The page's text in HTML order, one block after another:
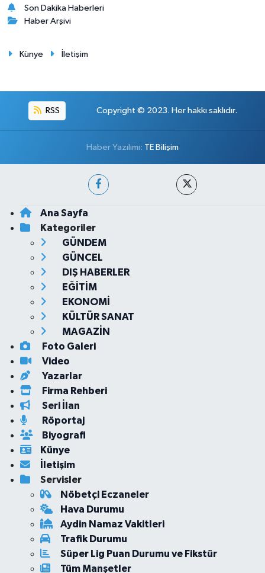
Son Dakika Haberleri
Haber Arşivi
Künye İletişim
RSS Copyright © 2023. Her hakkı saklıdır.
Haber Yazılımı: TE Bilişim
Ana Sayfa
Kategoriler
GÜNDEM
GÜNCEL
DIŞ HABERLER
EĞİTİM
EKONOMİ
KÜLTÜR SANAT
MAGAZİN
Foto Galeri
Video
Yazarlar
Firma Rehberi
Seri İlan
Röportaj
Biyografi
Künye
İletişim
Servisler
Nöbetçi Eczaneler
Hava Durumu
Aydin Namaz Vakitleri
Trafik Durumu
Süper Lig Puan Durumu ve Fikstür
Tüm Manşetler